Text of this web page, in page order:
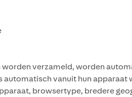
verzameld, worden
automatisch vanuit hun
browsertype, bredere